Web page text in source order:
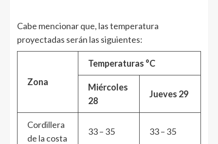
Cabe mencionar que, las temperatura
proyectadas serán las siguientes:
Zona
Temperaturas °C
Miércoles
28
Jueves 29
Cordillera
de la costa
33 – 35 33 – 35